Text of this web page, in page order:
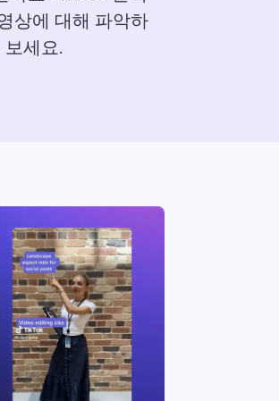
상에 대해 파악하
세요.